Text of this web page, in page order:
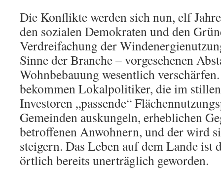
Die Konflikte werden sich nun, elf
den sozialen Demokraten und den
Verdreifachung der
Sinne der Branche – vorgesehenen
Wohnbebauung wesentlich
bekommen Lokalpolitiker, die im
Investoren „passende“
Gemeinden auskungeln, erheblichen
betroffenen Anwohnern, und der wird
steigern. Das Leben auf dem Lande ist
örtlich bereits unerträglich geworden.